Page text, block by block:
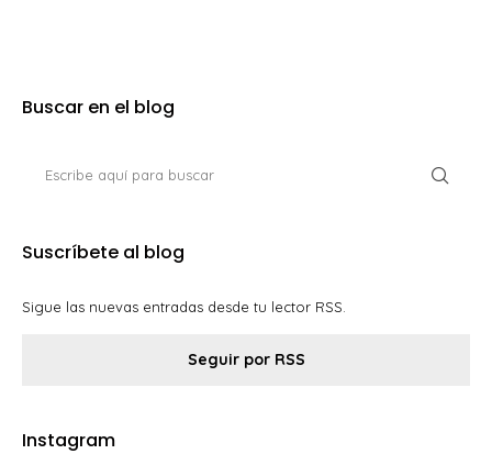
Buscar en el blog
Suscríbete al blog
Sigue las nuevas entradas desde tu lector RSS.
Seguir por RSS
Instagram